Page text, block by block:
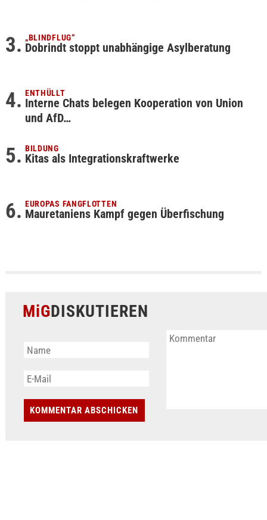
„BLINDFLUG“
Dobrindt stoppt unabhängige Asylberatung
ENTHÜLLT
Interne Chats belegen Kooperation von Union
und AfD…
BILDUNG
Kitas als Integrationskraftwerke
EUROPAS FANGFLOTTEN
Mauretaniens Kampf gegen Überfischung
MiGDISKUTIEREN